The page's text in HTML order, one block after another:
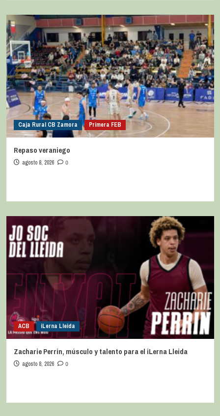
Caja Rural CB Zamora Primera FEB
Repaso veraniego
agosto 8, 2026 0
ACB iLerna Lleida
Zacharie Perrin, músculo y talento para el iLerna Lleida
agosto 8, 2026 0